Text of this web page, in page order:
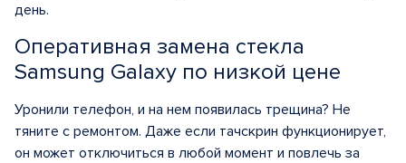
день.
Оперативная замена стекла
Samsung Galaxy по низкой цене
Уронили телефон, и на нем появилась трещина? Не
тяните с ремонтом. Даже если тачскрин функционирует,
он может отключиться в любой момент и повлечь за